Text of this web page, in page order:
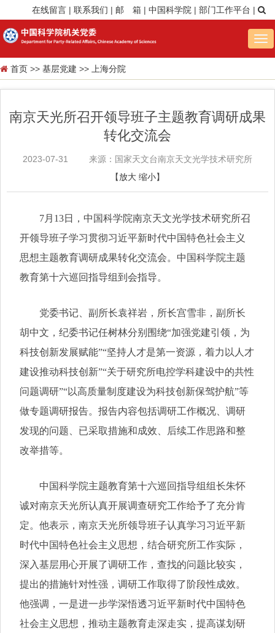
在线留言 | 联系我们 | 邮 箱 | 中国科学院 | 部门工作平台 |
首页 >> 基层党建 >> 上海分院
南京天光所召开领导班子主题教育调研成果
转化交流会
2023-07-31
来源：国家天文台南京天文光学技术研究所
【放大 缩小】
7月 13日，中国科学院南京天文光学技术研究所召
开领导班子学习贯彻习近平新时代中国特色社会主义
思想主题教育调研成果转化交流会。中国科学院主题
教育第十六巡回指导组到会指导。
党委书记、副所长袁祥岩，所长宫雪非，副所长
胡中文，纪委书记任树林分别围绕“加强党建引领，为
科技创新发展赋能”“坚持人才是第一资源，着力以人才
建设推动科技创新”“关于研究所电控学科建设中的共性
问题调研”“以高质量制度建设为科技创新保驾护航”等
做专题调研报告。报告内容包括调研工作概况、调研
发现的问题、已采取措施和成效、后续工作思路和整
改举措等。
中国科学院主题教育第十六巡回指导组组长朱怀
诚对南京天光所认真开展调查研究工作给予了充分肯
定。他表示，南京天光所领导班子认真学习习近平新
时代中国特色社会主义思想，结合研究所工作实际，
深入基层用心开展了调研工作，查找的问题比较实，
提出的措施针对性强，调研工作取得了阶段性成效。
他强调，一是进一步学深悟透习近平新时代中国特色
社会主义思想，推动主题教育走深走实，提高谋划研